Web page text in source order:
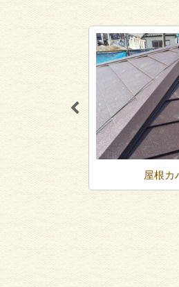
え 屋根カ